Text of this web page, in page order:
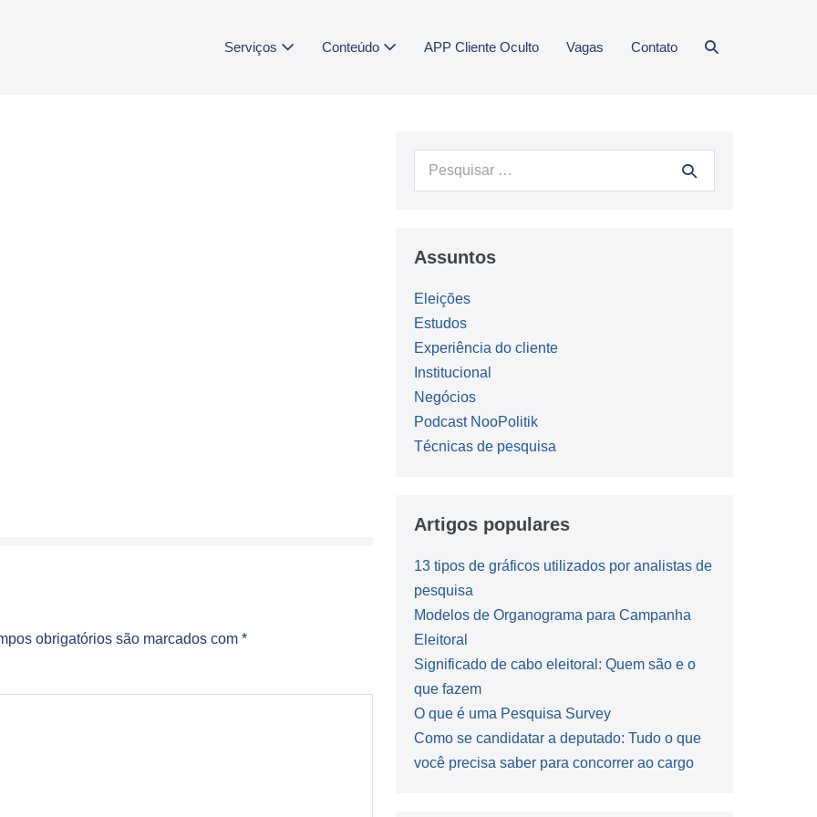
Serviços Conteúdo APP Cliente Oculto Vagas Contato
Alternar
obrigatórios são marcados com *
Procurar:
Assuntos
Eleições
Estudos
Experiência do cliente
Institucional
Negócios
Podcast NooPolitik
Técnicas de pesquisa
Artigos populares
13 tipos de gráficos utilizados por analistas de
pesquisa
Modelos de Organograma para Campanha
Eleitoral
Significado de cabo eleitoral: Quem são e o
que fazem
O que é uma Pesquisa Survey
Como se candidatar a deputado: Tudo o que
você precisa saber para concorrer ao cargo